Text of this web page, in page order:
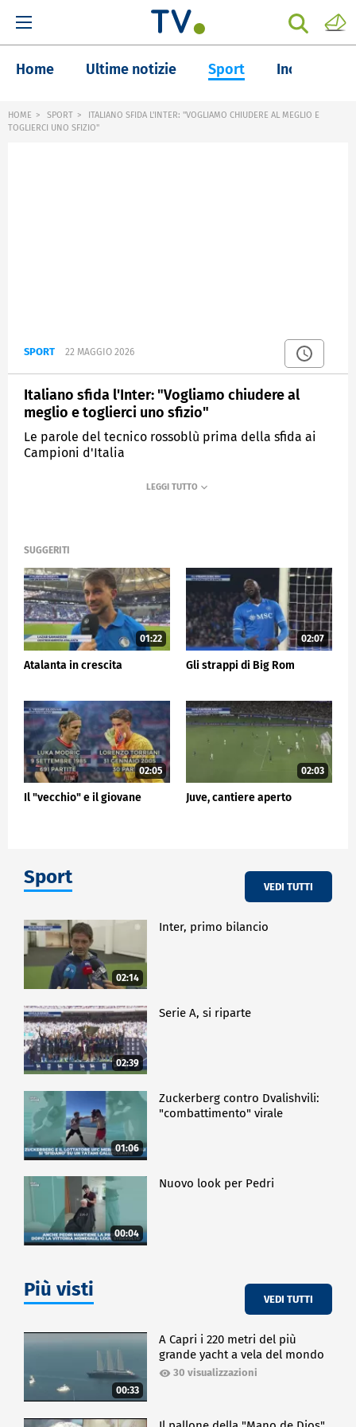
Home Ultime notizie Sport Inchieste
HOME SPORT
ITALIANO SFIDA L'INTER: "VOGLIAMO CHIUDERE AL MEGLIO E
TOGLIERCI UNO SFIZIO"
SPORT 22 MAGGIO 2026
Italiano sfida l'Inter: "Vogliamo chiudere al
meglio e toglierci uno sfizio"
Le parole del tecnico rossoblù prima della sfida ai
Campioni d'Italia
SPORTMEDIASET
SUGGERITI
01:22
Atalanta in crescita
02:07
Gli strappi di Big Rom
02:05
Il "vecchio" e il giovane
02:03
Juve, cantiere aperto
Sport VEDI TUTTI
02:14
Inter, primo bilancio
02:39
Serie A, si riparte
01:06
Zuckerberg contro Dvalishvili:
"combattimento" virale
00:04
Nuovo look per Pedri
Più visti VEDI TUTTI
00:33
A Capri i 220 metri del più
grande yacht a vela del mondo
30 visualizzazioni